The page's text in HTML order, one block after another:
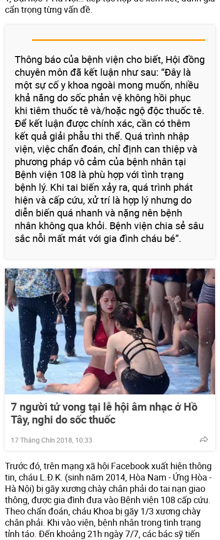
cẩn trọng từng vấn đề.
Thông báo của bệnh viện cho biết, Hội đồng
chuyên môn đã kết luận như sau: “Đây là
một sự cố y khoa ngoài mong muốn, nhiều
khả năng do sốc phản vệ không hồi phục
khi tiêm thuốc tê và/hoặc ngộ độc thuốc tê.
Để kết luận được chính xác, cần có thêm
kết quả giải phẫu thi thể. Quá trình nhập
viện, việc chẩn đoán, chỉ định can thiệp và
phương pháp vô cảm của bệnh nhân tại
Bệnh viện 108 là phù hợp với tình trạng
bệnh lý. Khi tai biến xảy ra, quá trình phát
hiện và cấp cứu, xử trí là hợp lý nhưng do
diễn biến quá nhanh và nặng nên bệnh
nhân không qua khỏi. Bệnh viện chia sẻ sâu
sắc nỗi mất mát với gia đình cháu bé”.
7 người tử vong tại lễ hội âm nhạc ở Hồ
Tây, nghi do sốc thuốc
17 Tháng Chín 2018, 10:33
Trước đó, trên mạng xã hội Facebook xuất hiện thông
tin, cháu L.Đ.K. (sinh năm 2014, Hòa Nam - Ứng Hòa -
Hà Nội) bị gãy xương chày chân phải do tai nạn giao
thông, được gia đình đưa vào Bệnh viện 108 cấp cứu.
Theo chẩn đoán, cháu Khoa bị gãy 1/3 xương chày
chân phải. Khi vào viện, bệnh nhân trong tình trạng
tỉnh táo. Đến khoảng 21h ngày 7/7, các bác sỹ tiến